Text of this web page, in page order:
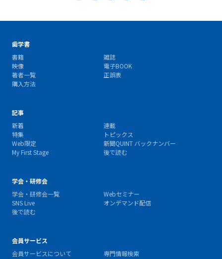
歯学書
書籍
雑誌
映像
電子BOOK
著者一覧
正誤表
購入方法
記事
新着
連載
特集
トピックス
Web限定
新聞QUINT バックナンバー
My First Stage
後で読む
学会・研修会
学会・研修会一覧
Webセミナー
SNS Live
オンデマンド配信
後で読む
会員サービス
会員サービスについて
専門情報検索